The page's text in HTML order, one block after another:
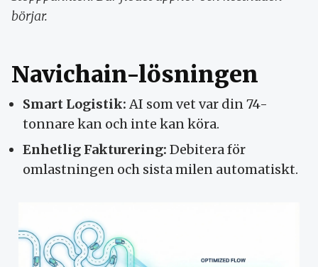
börjar.
Navichain-lösningen
Smart Logistik: AI som vet var din 74-
tonnare kan och inte kan köra.
Enhetlig Fakturering: Debitera för
omlastningen och sista milen automatiskt.